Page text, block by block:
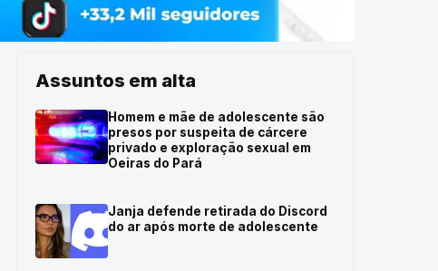
Assuntos em alta
Homem e mãe de adolescente são
presos por suspeita de cárcere
privado e exploração sexual em
Oeiras do Pará
Janja defende retirada do Discord
do ar após morte de adolescente